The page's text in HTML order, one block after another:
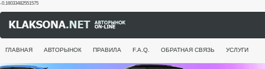
-0.16033482551575
ГЛАВНАЯ АВТОРЫНОК ПРАВИЛА F.A.Q. ОБРАТНАЯ СВЯЗЬ УСЛУГИ